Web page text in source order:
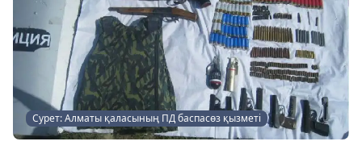
Сурет: Алматы қаласының ПД баспасөз қызметі